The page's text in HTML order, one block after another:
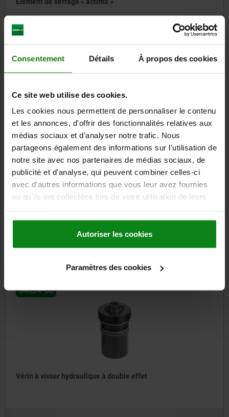
Consentement Détails À propos des cookies
Ce site web utilise des cookies.
Les cookies nous permettent de personnaliser le contenu
et les annonces, d'offrir des fonctionnalités relatives aux
médias sociaux et d'analyser notre trafic. Nous
partageons également des informations sur l'utilisation de
notre site avec nos partenaires de médias sociaux, de
publicité et d'analyse, qui peuvent combiner celles-ci
avec d'autres informations que vous leur avez fournies
ou qu'ils ont collectées lors de votre utilisation de leurs
Autoriser les cookies
Paramètres des cookies
Élément de serrage « actima »
hors TVA
hors frais d’envoi
DÉTAILS
Vérin-bloc hydraulique avec racleur métallique à double /
simple effet avec rappel par ressort
158,02 €
hors frais d’envoi
04624-60
Vérin à visser hydraulique à double effet